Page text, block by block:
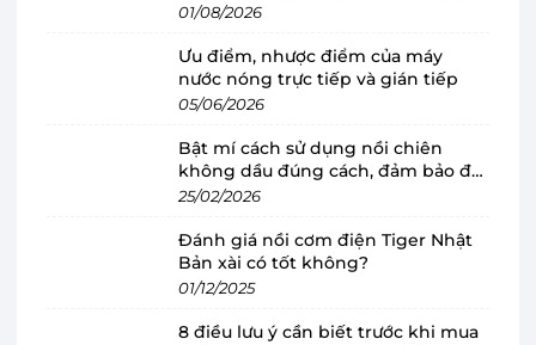
Máy nước nóng trực tiếp Stiebel Eltron
lịch với gam màu trắng
Máy nước nóng trực tiếp Stiebel Eltron
phù hợp mọi không gian phòng tắm hiện đại.
Vỏ ngoài của máy được chế tạo từ nhựa ABS cao
cấp, chống thấm nước IP25, độ bền cao, chịu va
01/08/2026
Ưu điểm, nhược điểm của máy
nước nóng trực tiếp và gián tiếp
05/06/2026
Bật mí cách sử dụng nồi chiên
không dầu đúng cách, đảm bảo độ
bền
25/02/2026
Đánh giá nồi cơm điện Tiger Nhật
Bản xài có tốt không?
01/12/2025
8 điều lưu ý cần biết trước khi mua